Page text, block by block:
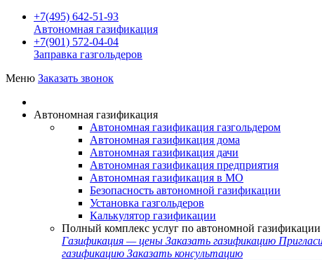
+7(495) 642-51-93
Автономная газификация
+7(901) 572-04-04
Заправка газгольдеров
Меню Заказать звонок
Автономная газификация
Автономная газификация газгольдером
Автономная газификация дома
Автономная газификация дачи
Автономная газификация предприятия
Автономная газификация в МО
Безопасность автономной газификации
Установка газгольдеров
Калькулятор газификации
Полный комплекс услуг по автономной
Газификация — цены Заказать газификацию
газификацию Заказать консультацию